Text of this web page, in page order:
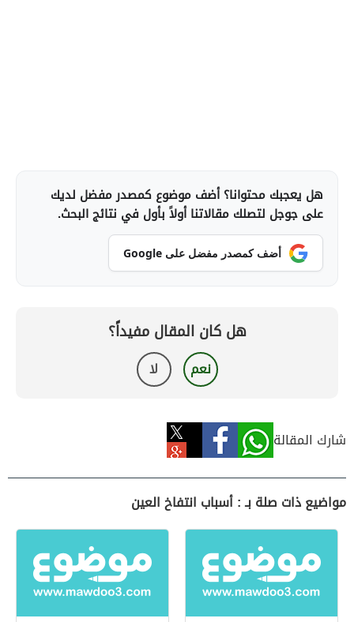
هل يعجبك محتوانا؟ أضف موضوع كمصدر مفضل لديك
على جوجل لتصلك مقالاتنا أولاً بأول في نتائج البحث.
أضف كمصدر مفضل على Google
هل كان المقال مفيداً؟
نعم لا
شارك المقالة
مواضيع ذات صلة بـ : أسباب انتفاخ العين